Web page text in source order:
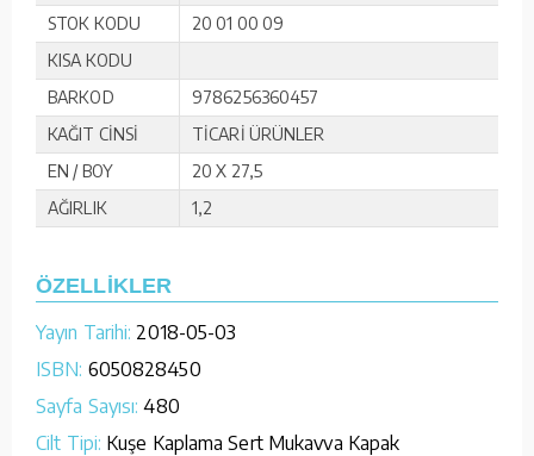
STOK KODU
20 01 00 09
KISA KODU
BARKOD
9786256360457
KAĞIT CİNSİ
TİCARİ ÜRÜNLER
EN / BOY
20 X 27,5
AĞIRLIK
1,2
ÖZELLİKLER
Yayın Tarihi: 2018-05-03
ISBN: 6050828450
Sayfa Sayısı: 480
Cilt Tipi: Kuşe Kaplama Sert Mukavva Kapak